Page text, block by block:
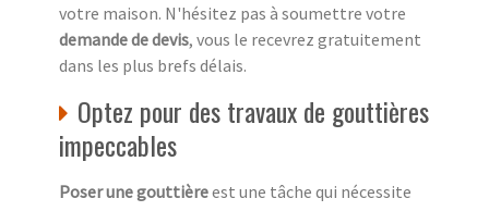
votre maison. N'hésitez pas à soumettre votre
demande de devis, vous le recevrez gratuitement
dans les plus brefs délais.
Optez pour des travaux de gouttières
impeccables
Poser une gouttièreest une tâche qui nécessite